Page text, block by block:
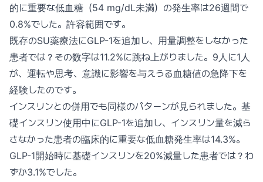
的に重要な低血糖（54 mg/dL未満）の発生率は26週間で
0.8%でした。許容範囲です。
既存のSU薬療法にGLP-1を追加し、用量調整をしなかった
患者では？その数字は11.2%に跳ね上がりました。9人に1人
が、運転や思考、意識に影響を与えうる血糖値の急降下を
経験したのです。
インスリンとの併用でも同様のパターンが見られました。基
礎インスリン使用中にGLP-1を追加し、インスリン量を減ら
さなかった患者の臨床的に重要な低血糖発生率は14.3%。
GLP-1開始時に基礎インスリンを20%減量した患者では？わ
ずか3.1%でした。